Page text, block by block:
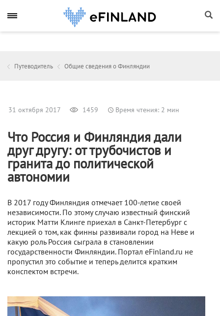
Путеводитель Общие сведения о Финляндии
31 октября 2017 1459 Время чтения: 2 мин
Что Россия и Финляндия дали
друг другу: от трубочистов и
гранита до политической
автономии
В 2017 году Финляндия отмечает 100-летие своей
независимости. По этому случаю известный финский
историк Матти Клинге приехал в Санкт-Петербург с
лекцией о том, как финны развивали город на Неве и
какую роль Россия сыграла в становлении
государственности Финляндии. Портал eFinland.ru не
пропустил это событие и теперь делится кратким
конспектом встречи.